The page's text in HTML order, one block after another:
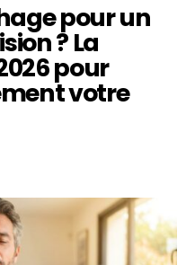
pour un
? La
pour
votre